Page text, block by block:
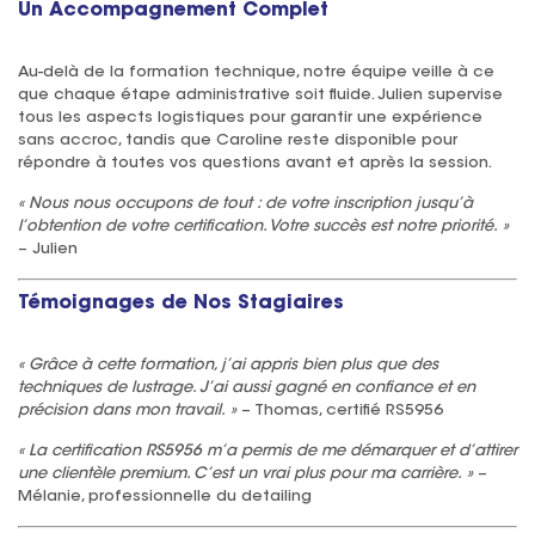
Un Accompagnement Complet
Au-delà de la formation technique, notre équipe veille à ce
que chaque étape administrative soit fluide. Julien supervise
tous les aspects logistiques pour garantir une expérience
sans accroc, tandis que Caroline reste disponible pour
répondre à toutes vos questions avant et après la session.
« Nous nous occupons de tout : de votre inscription jusqu’à
l’obtention de votre certification. Votre succès est notre priorité. »
– Julien
Témoignages de Nos Stagiaires
« Grâce à cette formation, j’ai appris bien plus que des
techniques de lustrage. J’ai aussi gagné en confiance et en
précision dans mon travail. »– Thomas, certifié RS5956
« La certification RS5956 m’a permis de me démarquer et d’attirer
une clientèle premium. C’est un vrai plus pour ma carrière. »–
Mélanie, professionnelle du detailing